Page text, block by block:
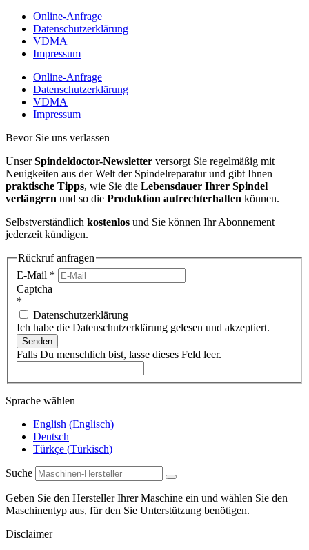
Online-Anfrage
Datenschutzerklärung
VDMA
Impressum
Online-Anfrage
Datenschutzerklärung
VDMA
Impressum
Bevor Sie uns verlassen
UnserSpindeldoctor-Newsletter versorgt Sie regelmäßig mit
Neuigkeiten aus der Welt der Spindelreparatur und gibt Ihnen
praktische Tipps, wie Sie die Lebensdauer Ihrer Spindel
verlängern und so die Produktion aufrechterhalten können.
Selbstverständlich kostenlos und Sie können Ihr Abonnement
jederzeit kündigen.
Rückruf anfragen
E-Mail *
Captcha
*
Datenschutzerklärung
Ich habe die Datenschutzerklärung gelesen und akzeptiert.
Senden
Falls Du menschlich bist, lasse dieses Feld leer.
Sprache wählen
English (Englisch)
Deutsch
Türkçe (Türkisch)
Suche
Geben Sie den Hersteller Ihrer Maschine ein und wählen Sie den
Maschinentyp aus, für den Sie Unterstützung benötigen.
Disclaimer